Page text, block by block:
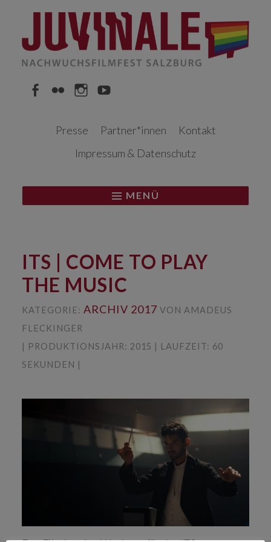
Inhalt
Presse
Partner*innen
Kontakt
Impressum & Datenschutz
MENÜ
ITS | COME TO PLAY
THE MUSIC
KATEGORIE: ARCHIV 2017 VON AMADEUS
FLECKINGER
| PRODUKTIONSJAHR: 2015 | LAUFZEIT: 60
SEKUNDEN |